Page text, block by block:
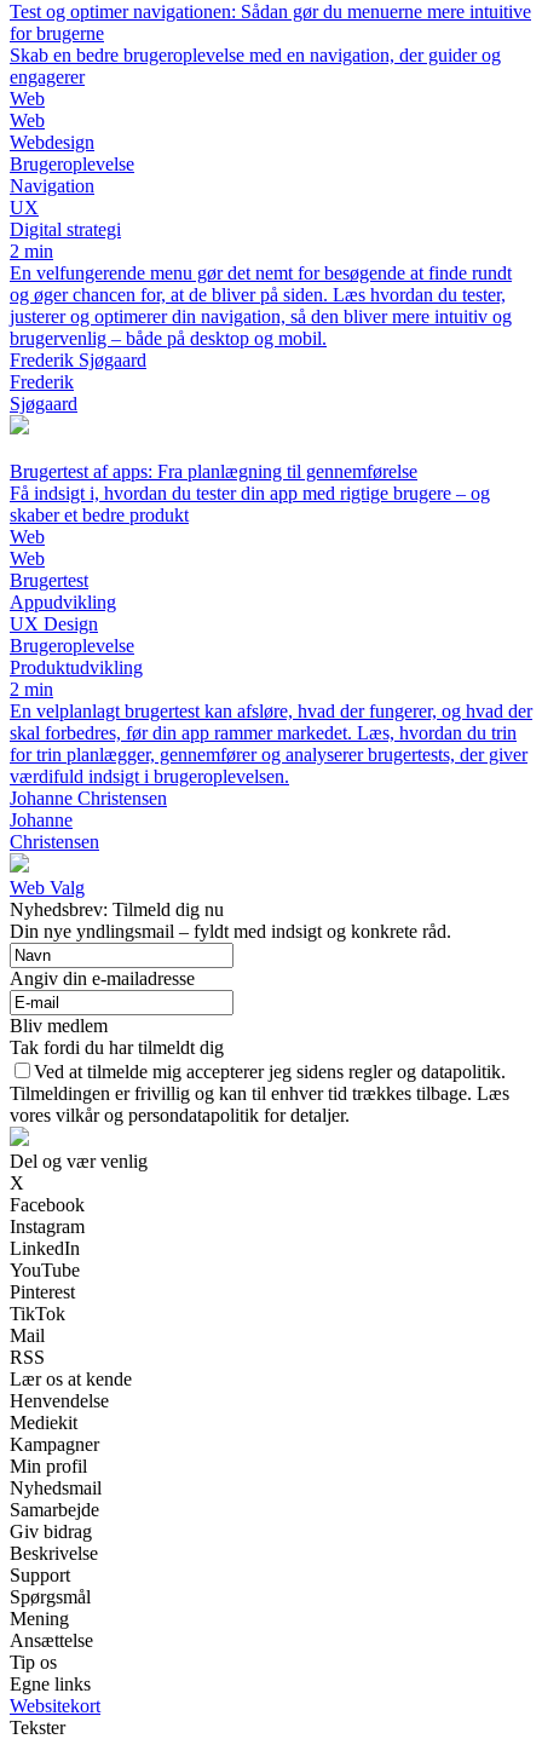
Test og optimer navigationen: Sådan gør du menuerne mere intuitive
for brugerne
Skab en bedre brugeroplevelse med en navigation, der guider og
engagerer
Web
Web
Webdesign
Brugeroplevelse
Navigation
UX
Digital strategi
2 min
En velfungerende menu gør det nemt for besøgende at finde rundt
og øger chancen for, at de bliver på siden. Læs hvordan du tester,
justerer og optimerer din navigation, så den bliver mere intuitiv og
brugervenlig – både på desktop og mobil.
Frederik Sjøgaard
Frederik
Sjøgaard
Brugertest af apps: Fra planlægning til gennemførelse
Få indsigt i, hvordan du tester din app med rigtige brugere – og
skaber et bedre produkt
Web
Web
Brugertest
Appudvikling
UX Design
Brugeroplevelse
Produktudvikling
2 min
En velplanlagt brugertest kan afsløre, hvad der fungerer, og hvad der
skal forbedres, før din app rammer markedet. Læs, hvordan du trin
for trin planlægger, gennemfører og analyserer brugertests, der giver
værdifuld indsigt i brugeroplevelsen.
Johanne Christensen
Johanne
Christensen
Web Valg
Nyhedsbrev: Tilmeld dig nu
Din nye yndlingsmail – fyldt med indsigt og konkrete råd.
Angiv din e-mailadresse
Bliv medlem
Tak fordi du har tilmeldt dig
Ved at tilmelde mig accepterer jeg sidens regler og datapolitik.
Tilmeldingen er frivillig og kan til enhver tid trækkes tilbage. Læs
vores vilkår og persondatapolitik for detaljer.
Del og vær venlig
X
Facebook
Instagram
LinkedIn
YouTube
Pinterest
TikTok
Mail
RSS
Lær os at kende
Henvendelse
Mediekit
Kampagner
Min profil
Nyhedsmail
Samarbejde
Giv bidrag
Beskrivelse
Support
Spørgsmål
Mening
Ansættelse
Tip os
Egne links
Websitekort
Tekster